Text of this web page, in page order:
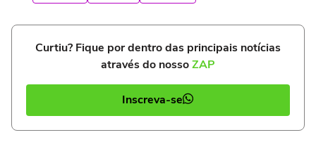
Curtiu? Fique por dentro das principais notícias
através do nossoZAP
Inscreva-se